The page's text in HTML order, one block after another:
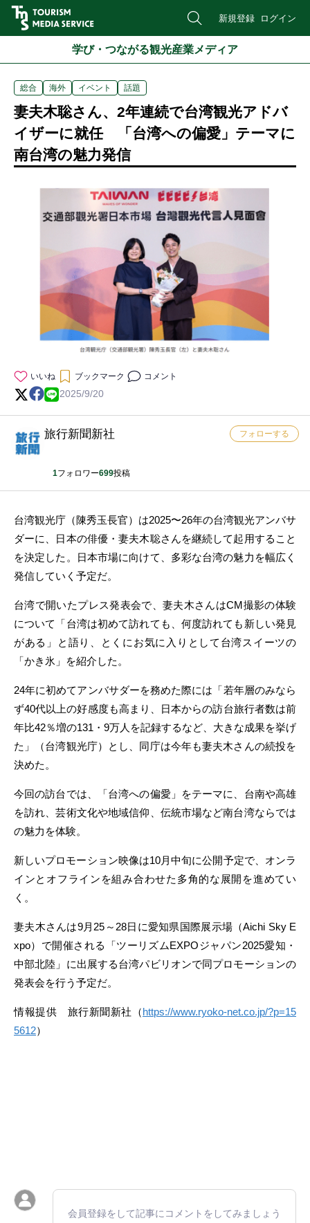
新規登録 ログイン
学び・つながる観光産業メディア
総合 海外 イベント 話題
妻夫木聡さん、2年連続で台湾観光アドバ
イザーに就任 「台湾への偏愛」テーマに
南台湾の魅力発信
いいね ブックマーク コメント
2025/9/20
旅行新聞新社
1フォロワー699投稿
フォローする
台湾観光庁（陳秀玉長官）は2025〜26年の台湾観光アンバサ
ダーに、日本の俳優・妻夫木聡さんを継続して起用すること
を決定した。日本市場に向けて、多彩な台湾の魅力を幅広く
発信していく予定だ。
台湾で開いたプレス発表会で、妻夫木さんはCM撮影の体験
について「台湾は初めて訪れても、何度訪れても新しい発見
がある」と語り、とくにお気に入りとして台湾スイーツの
「かき氷」を紹介した。
24年に初めてアンバサダーを務めた際には「若年層のみなら
ず40代以上の好感度も高まり、日本からの訪台旅行者数は前
年比42％増の131・9万人を記録するなど、大きな成果を挙げ
た」（台湾観光庁）とし、同庁は今年も妻夫木さんの続投を
決めた。
今回の訪台では、「台湾への偏愛」をテーマに、台南や高雄
を訪れ、芸術文化や地域信仰、伝統市場など南台湾ならでは
の魅力を体験。
新しいプロモーション映像は10月中旬に公開予定で、オンラ
インとオフラインを組み合わせた多角的な展開を進めてい
く。
妻夫木さんは9月25～28日に愛知県国際展示場（Aichi Sky E
xpo）で開催される「ツーリズムEXPOジャパン2025愛知・
中部北陸」に出展する台湾パビリオンで同プロモーションの
発表会を行う予定だ。
情報提供 旅行新聞新社（https://www.ryoko-net.co.jp/?p=15
5612）
会員登録をして記事にコメントをしてみましょう